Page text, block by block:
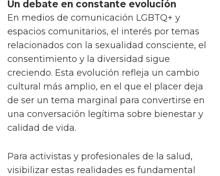
Un debate en constante evolución
En medios de comunicación LGBTQ+ y
espacios comunitarios, el interés por temas
relacionados con la sexualidad consciente, el
consentimiento y la diversidad sigue
creciendo. Esta evolución refleja un cambio
cultural más amplio, en el que el placer deja
de ser un tema marginal para convertirse en
una conversación legítima sobre bienestar y
calidad de vida.
Para activistas y profesionales de la salud,
visibilizar estas realidades es fundamental